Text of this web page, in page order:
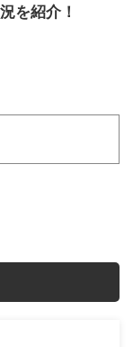
を紹介！